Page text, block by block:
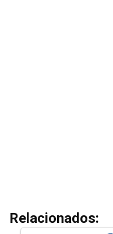
Relacionados: